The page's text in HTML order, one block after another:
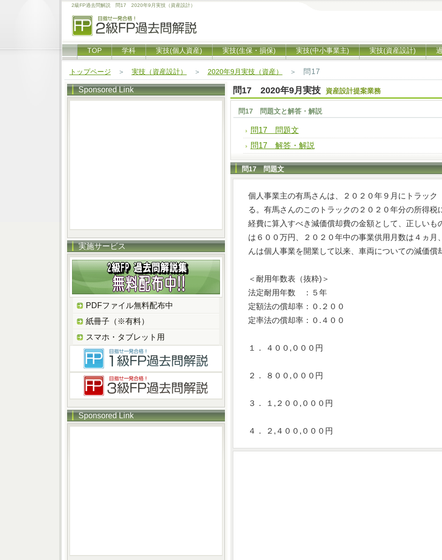
2級FP過去問解説 問17 2020年9月実技（資産設計）
TOP 学科 実技(個人資産) 実技(生保・損保) 実技(中小事業主) 実技(資産設計)
トップページ ＞ 実技（資産設計） ＞ 2020年9月実技（資産） ＞ 問17
問17 2020年9月実技 資産設計提案業務
問17 問題文と解答・解説
問17 問題文
問17 解答・解説
問17 問題文
個人事業主の有馬さんは、２０２０年９月にトラッ
る。有馬さんのこのトラックの２０２０年分の所得
経費に算入すべき減価償却費の金額として、正しい
は６００万円、２０２０年中の事業供用月数は４ヵ
んは個人事業を開業して以来、車両についての減価償
＜耐用年数表（抜粋)＞
法定耐用年数 ：５年
定額法の償却率：０.２００
定率法の償却率：０.４００
１． ４００,０００円
２． ８００,０００円
３． １,２００,０００円
４． ２,４００,０００円
Sponsored Link
実施サービス
PDFファイル無料配布中
紙冊子（※有料）
スマホ・タブレット用
Sponsored Link